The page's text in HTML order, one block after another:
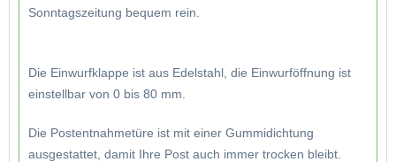
Sonntagszeitung bequem rein.
Die Einwurfklappe ist aus Edelstahl, die Einwurföffnung ist
einstellbar von 0 bis 80 mm.
Die Postentnahmetüre ist mit einer Gummidichtung
ausgestattet, damit Ihre Post auch immer trocken bleibt.